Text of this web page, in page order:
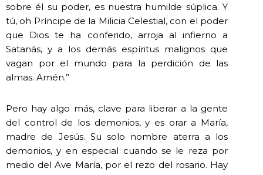
sobre él su poder, es nuestra humilde súplica. Y
tú, oh Príncipe de la Milicia Celestial, con el poder
que Dios te ha conferido, arroja al infierno a
Satanás, y a los demás espíritus malignos que
vagan por el mundo para la perdición de las
almas. Amén.”
Pero hay algo más, clave para liberar a la gente
del control de los demonios, y es orar a María,
madre de Jesús. Su solo nombre aterra a los
demonios, y en especial cuando se le reza por
medio del Ave María, por el rezo del rosario. Hay